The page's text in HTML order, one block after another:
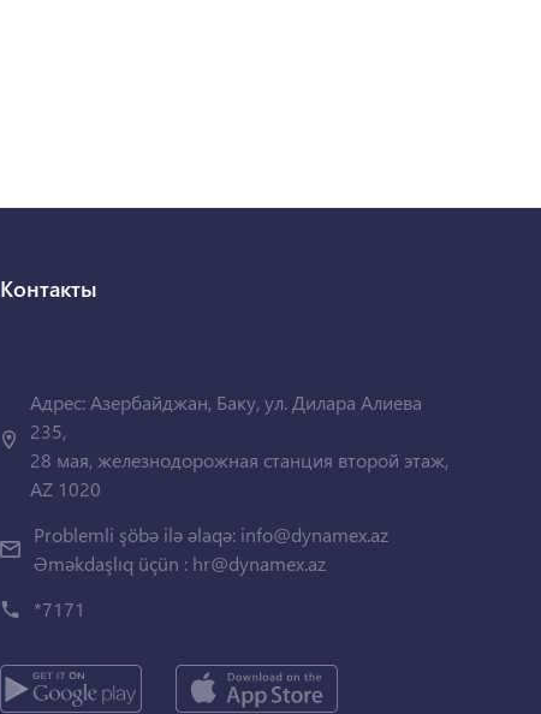
Контакты
Адрес: Азербайджан, Баку, ул. Дилара Алиева
235,
28 мая, железнодорожная станция второй этаж,
AZ 1020
Problemli şöbə ilə əlaqə: info@dynamex.az
Əməkdaşlıq üçün : hr@dynamex.az
*7171